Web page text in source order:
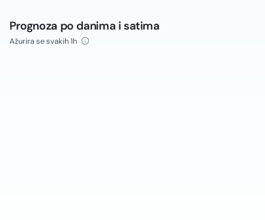
Prognoza po danima i satima
Ažurira se svakih 1h